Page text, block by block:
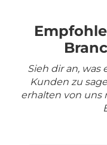
Sieh dir an,
Kunden zu
erhalten von uns